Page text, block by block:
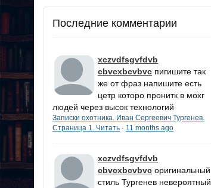
Последние комментарии
xczvdfsgvfdvb
cbvcxbcvbvc пигишите так
же от фраз напишите есть
цетр которо пронитк в мохг
людей через высок технологий
Записки охотника. Иван Сергеевич Тургенев.
Страница 1. Читать · 11 months ago
xczvdfsgvfdvb
cbvcxbcvbvc оригинальный
стиль Тургенев невероятный